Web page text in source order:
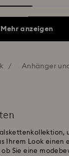
Mehr anzeigen
Anhänger
Ihrem Look einen
Sie eine